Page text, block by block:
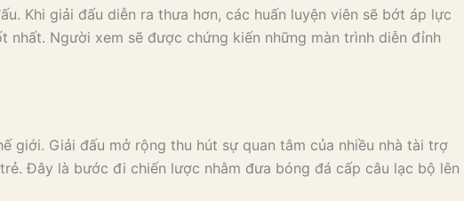
Khi giải đấu diễn ra thưa hơn, các huấn luyện viên sẽ bớt áp lực
Người xem sẽ được chứng kiến những màn trình diễn đỉnh
giới. Giải đấu mở rộng thu hút sự quan tâm của nhiều nhà tài trợ
Đây là bước đi chiến lược nhằm đưa bóng đá cấp câu lạc bộ lên